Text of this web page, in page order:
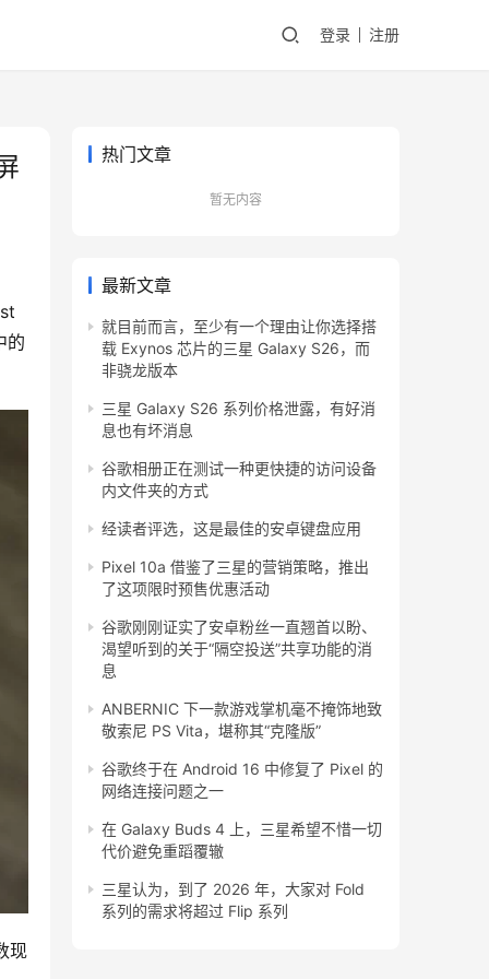
登录 注册
的
现
热门文章
暂无内容
最新文章
就目前而言，至少有一个理由让你选择搭
载 Exynos 芯片的三星 Galaxy S26，而
非骁龙版本
三星 Galaxy S26 系列价格泄露，有好消
息也有坏消息
谷歌相册正在测试一种更快捷的访问设备
内文件夹的方式
经读者评选，这是最佳的安卓键盘应用
Pixel 10a 借鉴了三星的营销策略，推出
了这项限时预售优惠活动
谷歌刚刚证实了安卓粉丝一直翘首以盼、
渴望听到的关于“隔空投送”共享功能的消
息
ANBERNIC 下一款游戏掌机毫不掩饰地致
敬索尼 PS Vita，堪称其“克隆版”
谷歌终于在 Android 16 中修复了 Pixel 的
网络连接问题之一
在 Galaxy Buds 4 上，三星希望不惜一切
代价避免重蹈覆辙
三星认为，到了 2026 年，大家对 Fold
系列的需求将超过 Flip 系列